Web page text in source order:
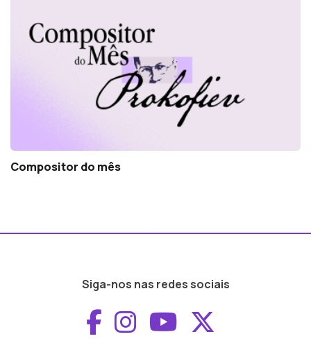
Compositor do mês
Siga-nos nas redes sociais
Aceder ao
Aceder ao
Aceder ao